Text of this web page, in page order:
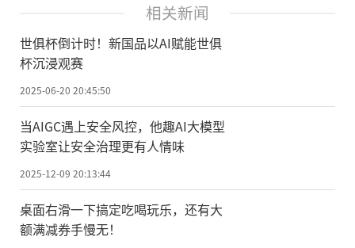
相关新闻
世俱杯倒计时！新国品以AI赋能世俱
杯沉浸观赛
2025-06-20 20:45:50
当AIGC遇上安全风控，他趣AI大模型
实验室让安全治理更有人情味
2025-12-09 20:13:44
桌面右滑一下搞定吃喝玩乐，还有大
额满减券手慢无！